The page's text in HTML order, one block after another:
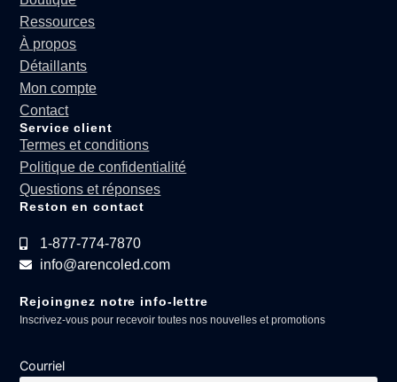
Ressources
À propos
Détaillants
Mon compte
Contact
Service client
Termes et conditions
Politique de confidentialité
Questions et réponses
Reston en contact
1-877-774-7870
info@arencoled.com
Rejoingnez notre info-lettre
Inscrivez-vous pour recevoir toutes nos nouvelles et promotions
Courriel